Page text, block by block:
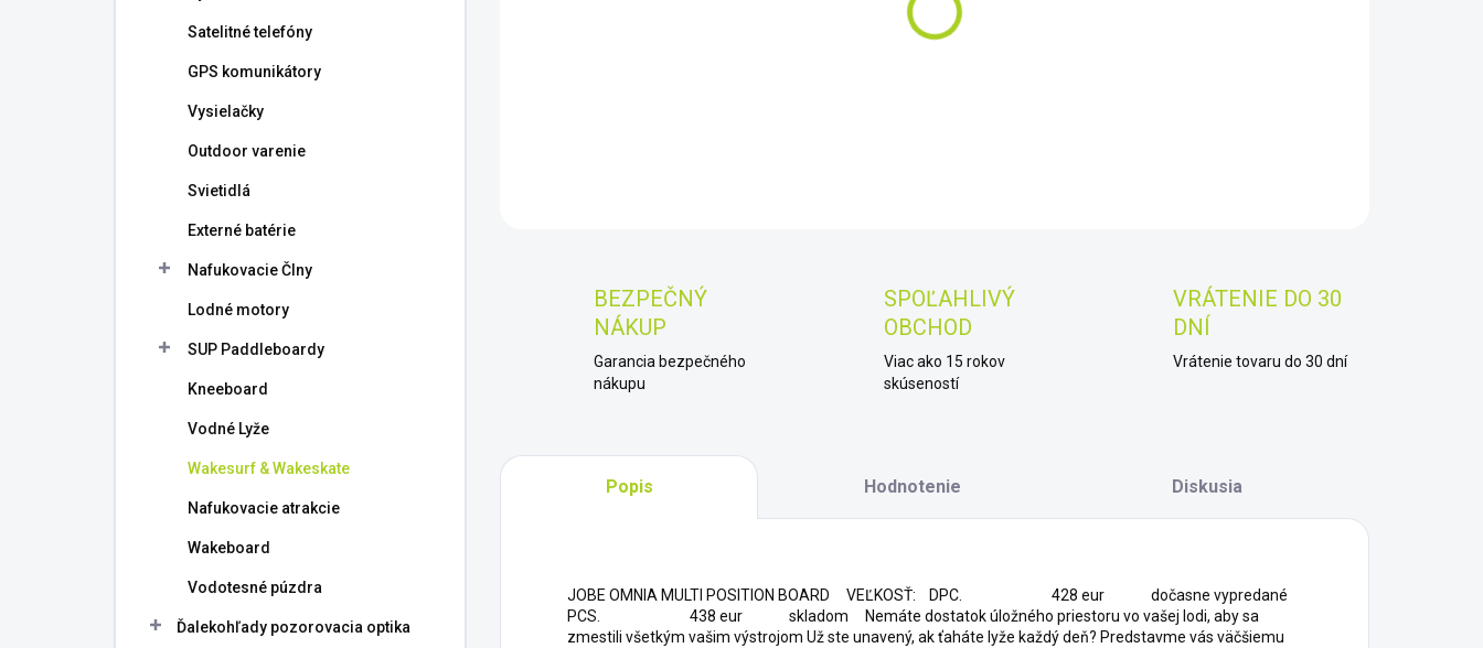
Satelitné telefóny
GPS komunikátory
Vysielačky
Outdoor varenie
Svietidlá
Externé batérie
Nafukovacie Člny
Lodné motory
SUP Paddleboardy
Kneeboard
Vodné Lyže
Wakesurf & Wakeskate
Nafukovacie atrakcie
Wakeboard
Vodotesné púzdra
Ďalekohľady pozorovacia optika
11.8.2026
BEZPEČNÝ
NÁKUP
Garancia bezpečného
nákupu
SPOĽAHLIVÝ
OBCHOD
Viac ako 15 rokov
skúseností
VRÁTENIE DO 30
DNÍ
Vrátenie tovaru do 30 dní
Popis Hodnotenie Diskusia
JOBE OMNIA MULTI POSITION BOARD VEĽKOSŤ: DPC. 428 eur dočasne vypredané
PCS. 438 eur skladom Nemáte dostatok úložného priestoru vo vašej lodi, aby sa
zmestili všetkým vašim výstrojom Už ste unavený, ak ťaháte lyže každý deň? Predstavme vás väčšiemu